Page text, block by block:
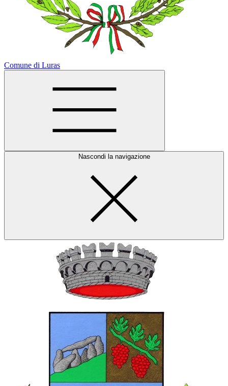
Comune di Luras
Nascondi la navigazione